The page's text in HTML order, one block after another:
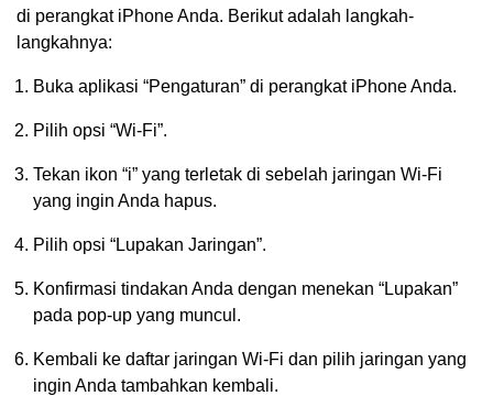
di perangkat iPhone Anda. Berikut adalah langkah-
langkahnya:
Buka aplikasi “Pengaturan” di perangkat iPhone Anda.
Pilih opsi “Wi-Fi”.
Tekan ikon “i” yang terletak di sebelah jaringan Wi-Fi
yang ingin Anda hapus.
Pilih opsi “Lupakan Jaringan”.
Konfirmasi tindakan Anda dengan menekan “Lupakan”
pada pop-up yang muncul.
Kembali ke daftar jaringan Wi-Fi dan pilih jaringan yang
ingin Anda tambahkan kembali.